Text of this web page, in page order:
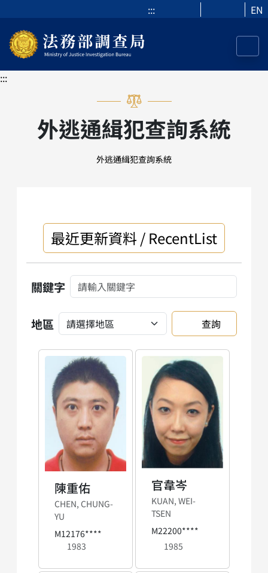
::: EN
:::
外逃通緝犯查詢系統
外逃通緝犯查詢系統
最近更新資料 / RecentList
關鍵字
地區 查詢
陳重佑
CHEN, CHUNG-
YU
M12176****
1983
官韋岑
KUAN, WEI-
TSEN
M22200****
1985